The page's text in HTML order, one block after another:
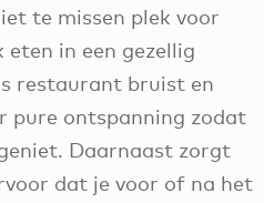
te missen plek voor
eten in een gezellig
restaurant bruist en
pure ontspanning zodat
Daarnaast zorgt
dat je voor of na het